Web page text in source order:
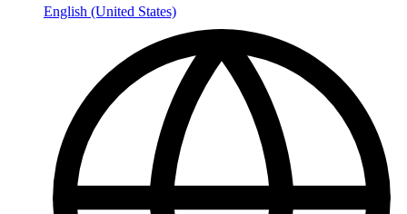
English (United States)